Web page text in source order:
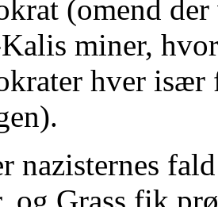
(omend
miner,
hver især
nazisternes
og Grass fik